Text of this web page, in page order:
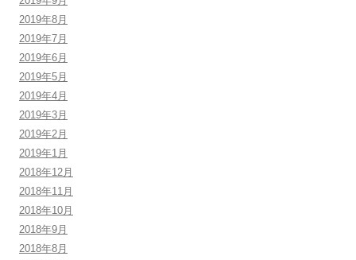
2019年8月
2019年7月
2019年6月
2019年5月
2019年4月
2019年3月
2019年2月
2019年1月
2018年12月
2018年11月
2018年10月
2018年9月
2018年8月